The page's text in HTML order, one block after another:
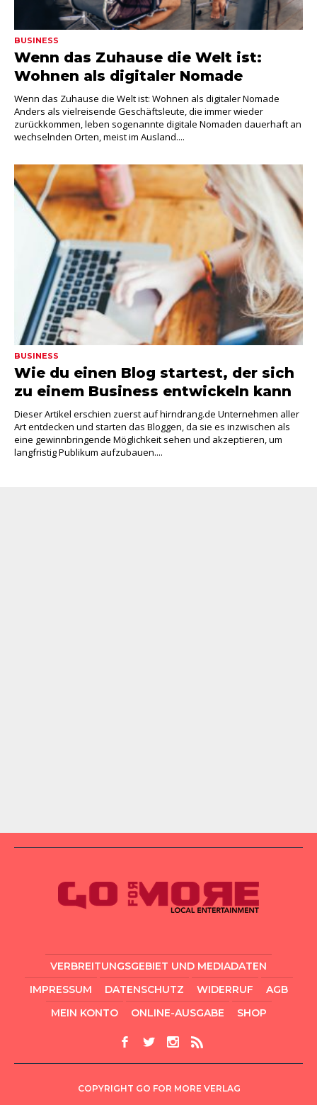
BUSINESS
Wenn das Zuhause die Welt ist:
Wohnen als digitaler Nomade
Wenn das Zuhause die Welt ist: Wohnen als digitaler Nomade
Anders als vielreisende Geschäftsleute, die immer wieder
zurückkommen, leben sogenannte digitale Nomaden dauerhaft an
wechselnden Orten, meist im Ausland....
BUSINESS
Wie du einen Blog startest, der sich
zu einem Business entwickeln kann
Dieser Artikel erschien zuerst auf hirndrang.de Unternehmen aller
Art entdecken und starten das Bloggen, da sie es inzwischen als
eine gewinnbringende Möglichkeit sehen und akzeptieren, um
langfristig Publikum aufzubauen....
VERBREITUNGSGEBIET UND MEDIADATEN
IMPRESSUM
DATENSCHUTZ WIDERRUF
AGB
MEIN KONTO
ONLINE-AUSGABE SHOP
COPYRIGHT GO FOR MORE VERLAG